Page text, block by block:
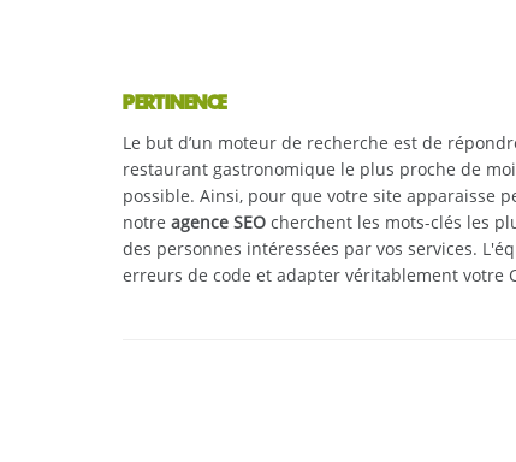
PERTINENCE
Le but d’un moteur de recherche est de
restaurant gastronomique le plus proche de
possible. Ainsi, pour que votre site apparaisse
notre agence SEO cherchent les mots-clés les
des personnes intéressées par vos services.
erreurs de code et adapter véritablement votre